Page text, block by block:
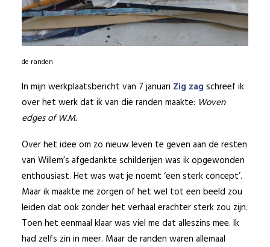
de randen
In mijn werkplaatsbericht van 7 januari Zig zag schreef ik
over het werk dat ik van die randen maakte: Woven
edges of W.M.
Over het idee om zo nieuw leven te geven aan de resten
van Willem’s afgedankte schilderijen was ik opgewonden
enthousiast. Het was wat je noemt ‘een sterk concept’.
Maar ik maakte me zorgen of het wel tot een beeld zou
leiden dat ook zonder het verhaal erachter sterk zou zijn.
Toen het eenmaal klaar was viel me dat alleszins mee. Ik
had zelfs zin in meer. Maar de randen waren allemaal